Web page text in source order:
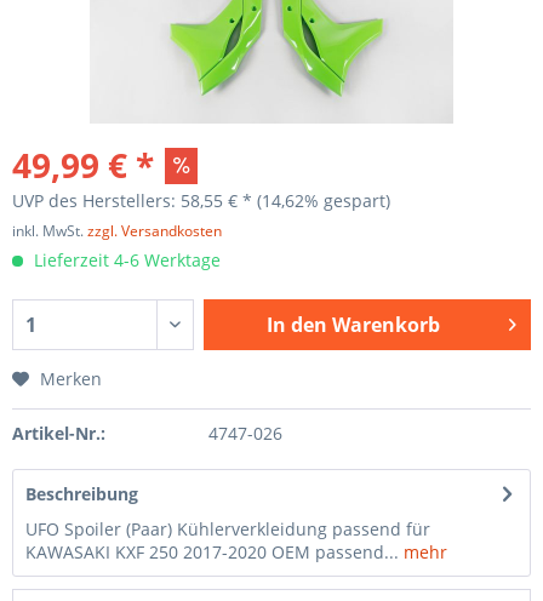
49,99 € *
UVP des Herstellers: 58,55 € * (14,62% gespart)
inkl. MwSt.zzgl. Versandkosten
Lieferzeit 4-6 Werktage
In den Warenkorb
Merken
Artikel-Nr.: 4747-026
Beschreibung
UFO Spoiler (Paar) Kühlerverkleidung passend für
KAWASAKI KXF 250 2017-2020 OEM passend... mehr